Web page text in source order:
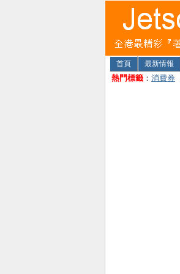
首頁 最新情報
熱門標籤 ： 消費券